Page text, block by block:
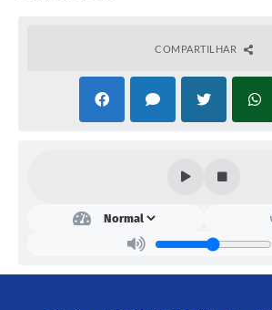
Carta de Serviços
COMPARTILHAR